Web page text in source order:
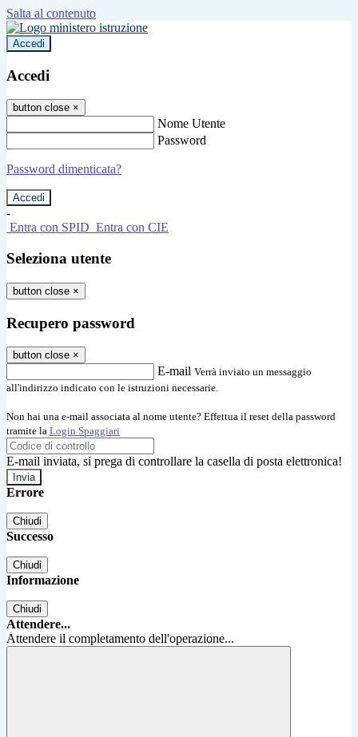
Salta al contenuto
Accedi
Accedi
button close ×
Nome Utente
Password
Password dimenticata?
-
Entra con SPID Entra con CIE
Seleziona utente
button close ×
Recupero password
button close ×
E-mail Verrà inviato un messaggio
all'indirizzo indicato con le istruzioni necessarie.
Non hai una e-mail associata al nome utente? Effettua il reset della password
tramite la Login Spaggiari
E-mail inviata, si prega di controllare la casella di posta elettronica!
Errore
Chiudi
Successo
Chiudi
Informazione
Chiudi
Attendere...
Attendere il completamento dell'operazione...